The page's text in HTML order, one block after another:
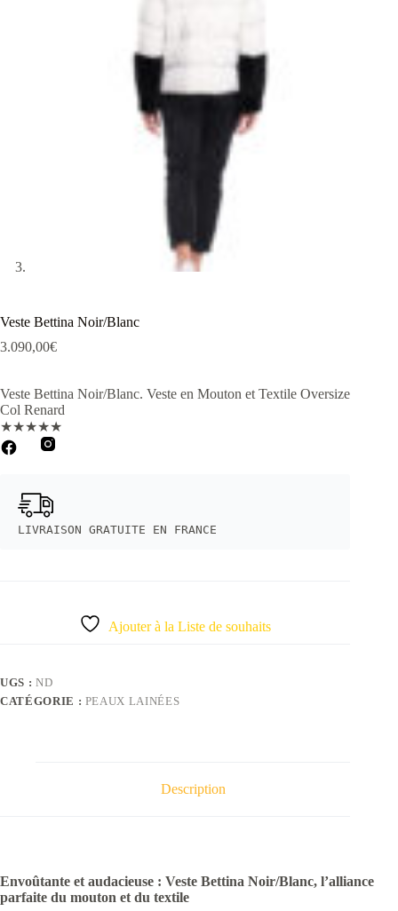
Veste Bettina Noir/Blanc
3.090,00€
Veste Bettina Noir/Blanc. Veste en Mouton et Textile Oversize
Col Renard
★★★★★
LIVRAISON GRATUITE EN FRANCE
Ajouter à la Liste de souhaits
UGS : ND
CATÉGORIE : PEAUX LAINÉES
Description
Envoûtante et audacieuse : Veste Bettina Noir/Blanc, l’alliance
parfaite du mouton et du textile